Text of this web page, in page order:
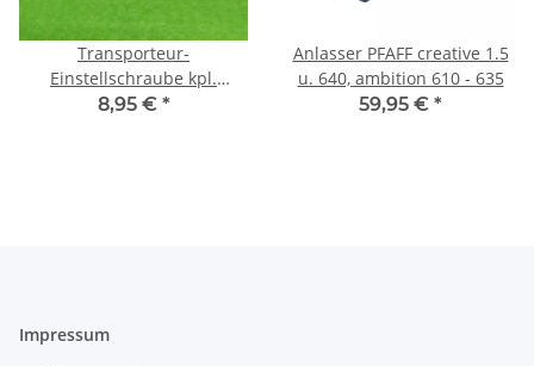
Transporteur-
Einstellschraube kpl.
ambition 610, 620, 630, 635,
8,95 € *
Anlasser PFAFF creative 1.5
u. 640, ambition 610 - 635
59,95 € *
Impressum